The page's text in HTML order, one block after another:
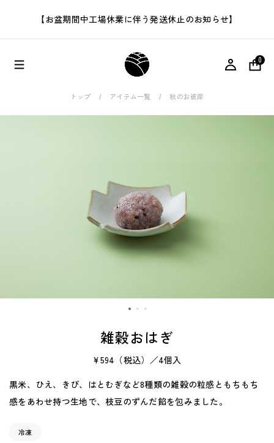
【お盆期間中工場休業に伴う発送休止のお知らせ】
0
トップ アイテム一覧 秋のお彼岸
雑穀おはぎ
¥594 （税込）／4個入
黒米、ひえ、きび、はとむぎなど8種類の雑穀の粒感ともちもち
感をあわせ持つ生地で、枝豆のずんだ餡を包みました。
冷凍